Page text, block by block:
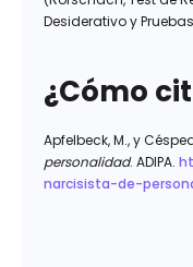
Desiderativo y
¿Cómo
Apfelbeck, M., y
personalidad. ADIPA.
narcisista-de-